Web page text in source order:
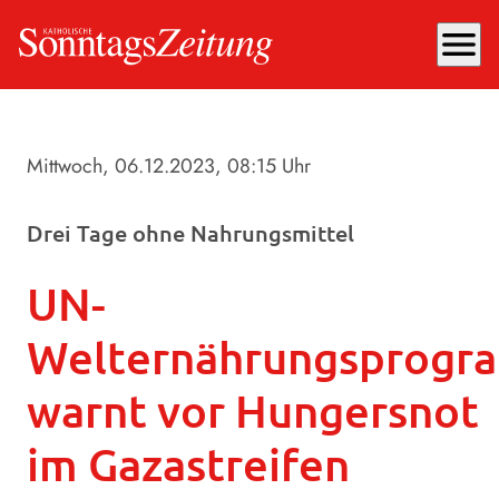
menu
Mittwoch, 06.12.2023, 08:15 Uhr
Drei Tage ohne Nahrungsmittel
UN-
warnt vor Hungersnot
im Gazastreifen